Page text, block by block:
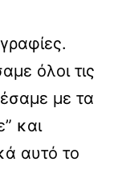
όλοι τις
με τα
και
αυτό το